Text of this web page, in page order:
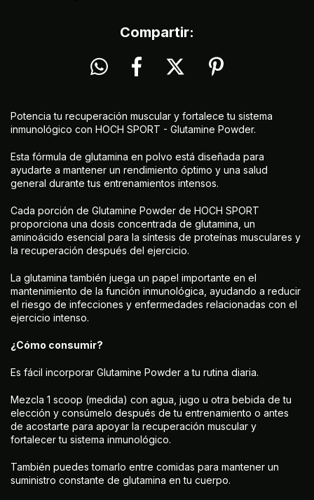
Compartir:
Potencia tu recuperación muscular y fortalece tu sistema
inmunológico con HOCH SPORT - Glutamine Powder.
Esta fórmula de glutamina en polvo está diseñada para
ayudarte a mantener un rendimiento óptimo y una salud
general durante tus entrenamientos intensos.
Cada porción de Glutamine Powder de HOCH SPORT
proporciona una dosis concentrada de glutamina, un
aminoácido esencial para la síntesis de proteínas musculares y
la recuperación después del ejercicio.
La glutamina también juega un papel importante en el
mantenimiento de la función inmunológica, ayudando a reducir
el riesgo de infecciones y enfermedades relacionadas con el
ejercicio intenso.
¿Cómo consumir?
Es fácil incorporar Glutamine Powder a tu rutina diaria.
Mezcla 1 scoop (medida) con agua, jugo u otra bebida de tu
elección y consúmelo después de tu entrenamiento o antes
de acostarte para apoyar la recuperación muscular y
fortalecer tu sistema inmunológico.
También puedes tomarlo entre comidas para mantener un
suministro constante de glutamina en tu cuerpo.